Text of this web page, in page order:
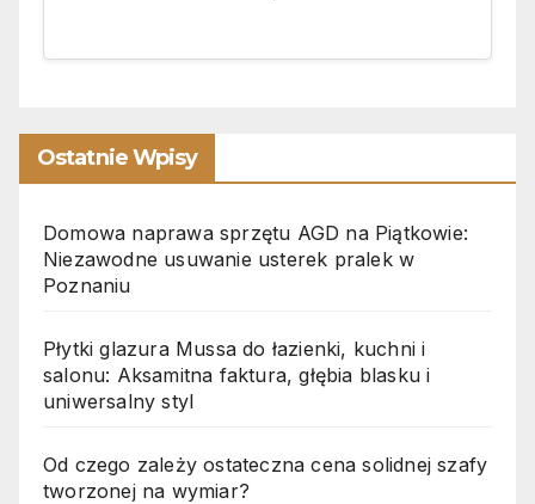
Ostatnie Wpisy
Domowa naprawa sprzętu AGD na Piątkowie:
Niezawodne usuwanie usterek pralek w
Poznaniu
Płytki glazura Mussa do łazienki, kuchni i
salonu: Aksamitna faktura, głębia blasku i
uniwersalny styl
Od czego zależy ostateczna cena solidnej szafy
tworzonej na wymiar?